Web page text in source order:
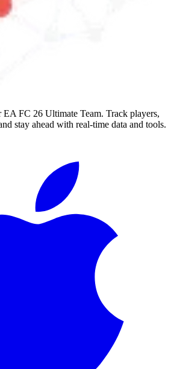
EA FC 26 Ultimate Team. Track players,
stay ahead with real-time data and tools.